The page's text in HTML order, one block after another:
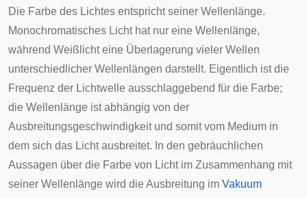
Die Farbe des Lichtes entspricht seiner Wellenlänge.
Monochromatisches Licht hat nur eine Wellenlänge,
während Weißlichteine Überlagerung vieler Wellen
unterschiedlicher Wellenlängen darstellt. Eigentlich ist die
Frequenz der Lichtwelle ausschlaggebend für die Farbe;
die Wellenlänge ist abhängig von der
Ausbreitungsgeschwindigkeit und somit vom Medium in
dem sich das Licht ausbreitet. In den gebräuchlichen
Aussagen über die Farbe von Licht im Zusammenhang mit
seiner Wellenlänge wird die Ausbreitung im Vakuum